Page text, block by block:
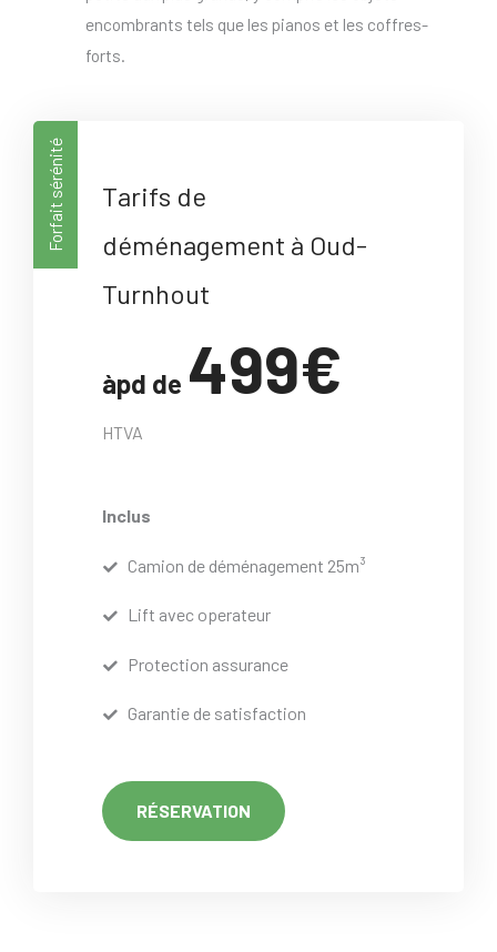
encombrants tels que les pianos et les coffres-
forts.
Forfait sérénité
Tarifs de
déménagement à Oud-
Turnhout
àpd de 499€
HTVA
Inclus
Camion de déménagement 25m³
Lift avec operateur
Protection assurance
Garantie de satisfaction
RÉSERVATION